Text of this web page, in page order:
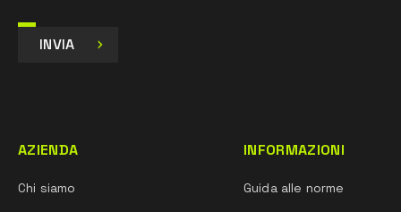
INVIA
AZIENDA
Chi siamo
INFORMAZIONI
Guida alle norme